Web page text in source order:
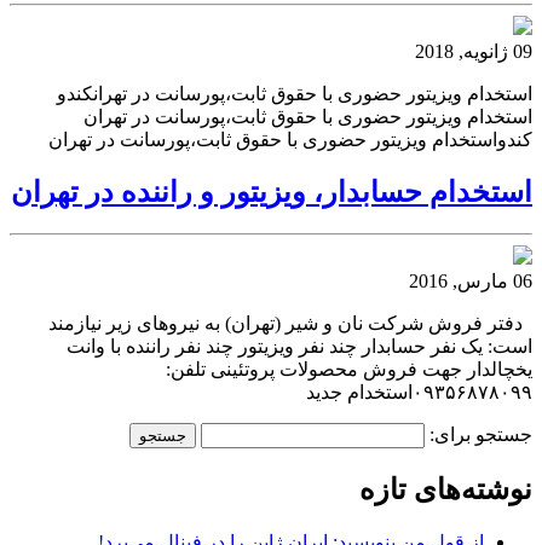
09 ژانویه, 2018
استخدام ویزیتور حضوری با حقوق ثابت،پورسانت در تهرانکندو
استخدام ویزیتور حضوری با حقوق ثابت،پورسانت در تهران
کندواستخدام ویزیتور حضوری با حقوق ثابت،پورسانت در تهران
استخدام حسابدار، ویزیتور و راننده در تهران
06 مارس, 2016
دفتر فروش شرکت نان و شیر (تهران) به نیروهای زیر نیازمند
است: یک نفر حسابدار چند نفر ویزیتور چند نفر راننده با وانت
یخچالدار جهت فروش محصولات پروتئینی تلفن:
۰۹۳۵۶۸۷۸۰۹۹استخدام جدید
جستجو برای:
نوشته‌های تازه